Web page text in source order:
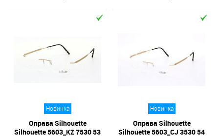
Материал оправы
Новинка
Оправа Silhouette
Silhouette 5603_KZ 7530 53
Новинка
Оправа Silhouette
Silhouette 5603_CJ 3530 54